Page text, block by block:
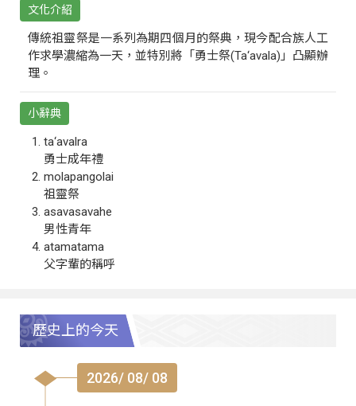
文化介紹
傳統祖靈祭是一系列為期四個月的祭典，現今配合族人工
作求學濃縮為一天，並特別將「勇士祭(Ta‘avala)」凸顯辦
理。
小辭典
ta‘avalra
勇士成年禮
molapangolai
祖靈祭
asavasavahe
男性青年
atamatama
父字輩的稱呼
歷史上的今天
2026/ 08/ 08